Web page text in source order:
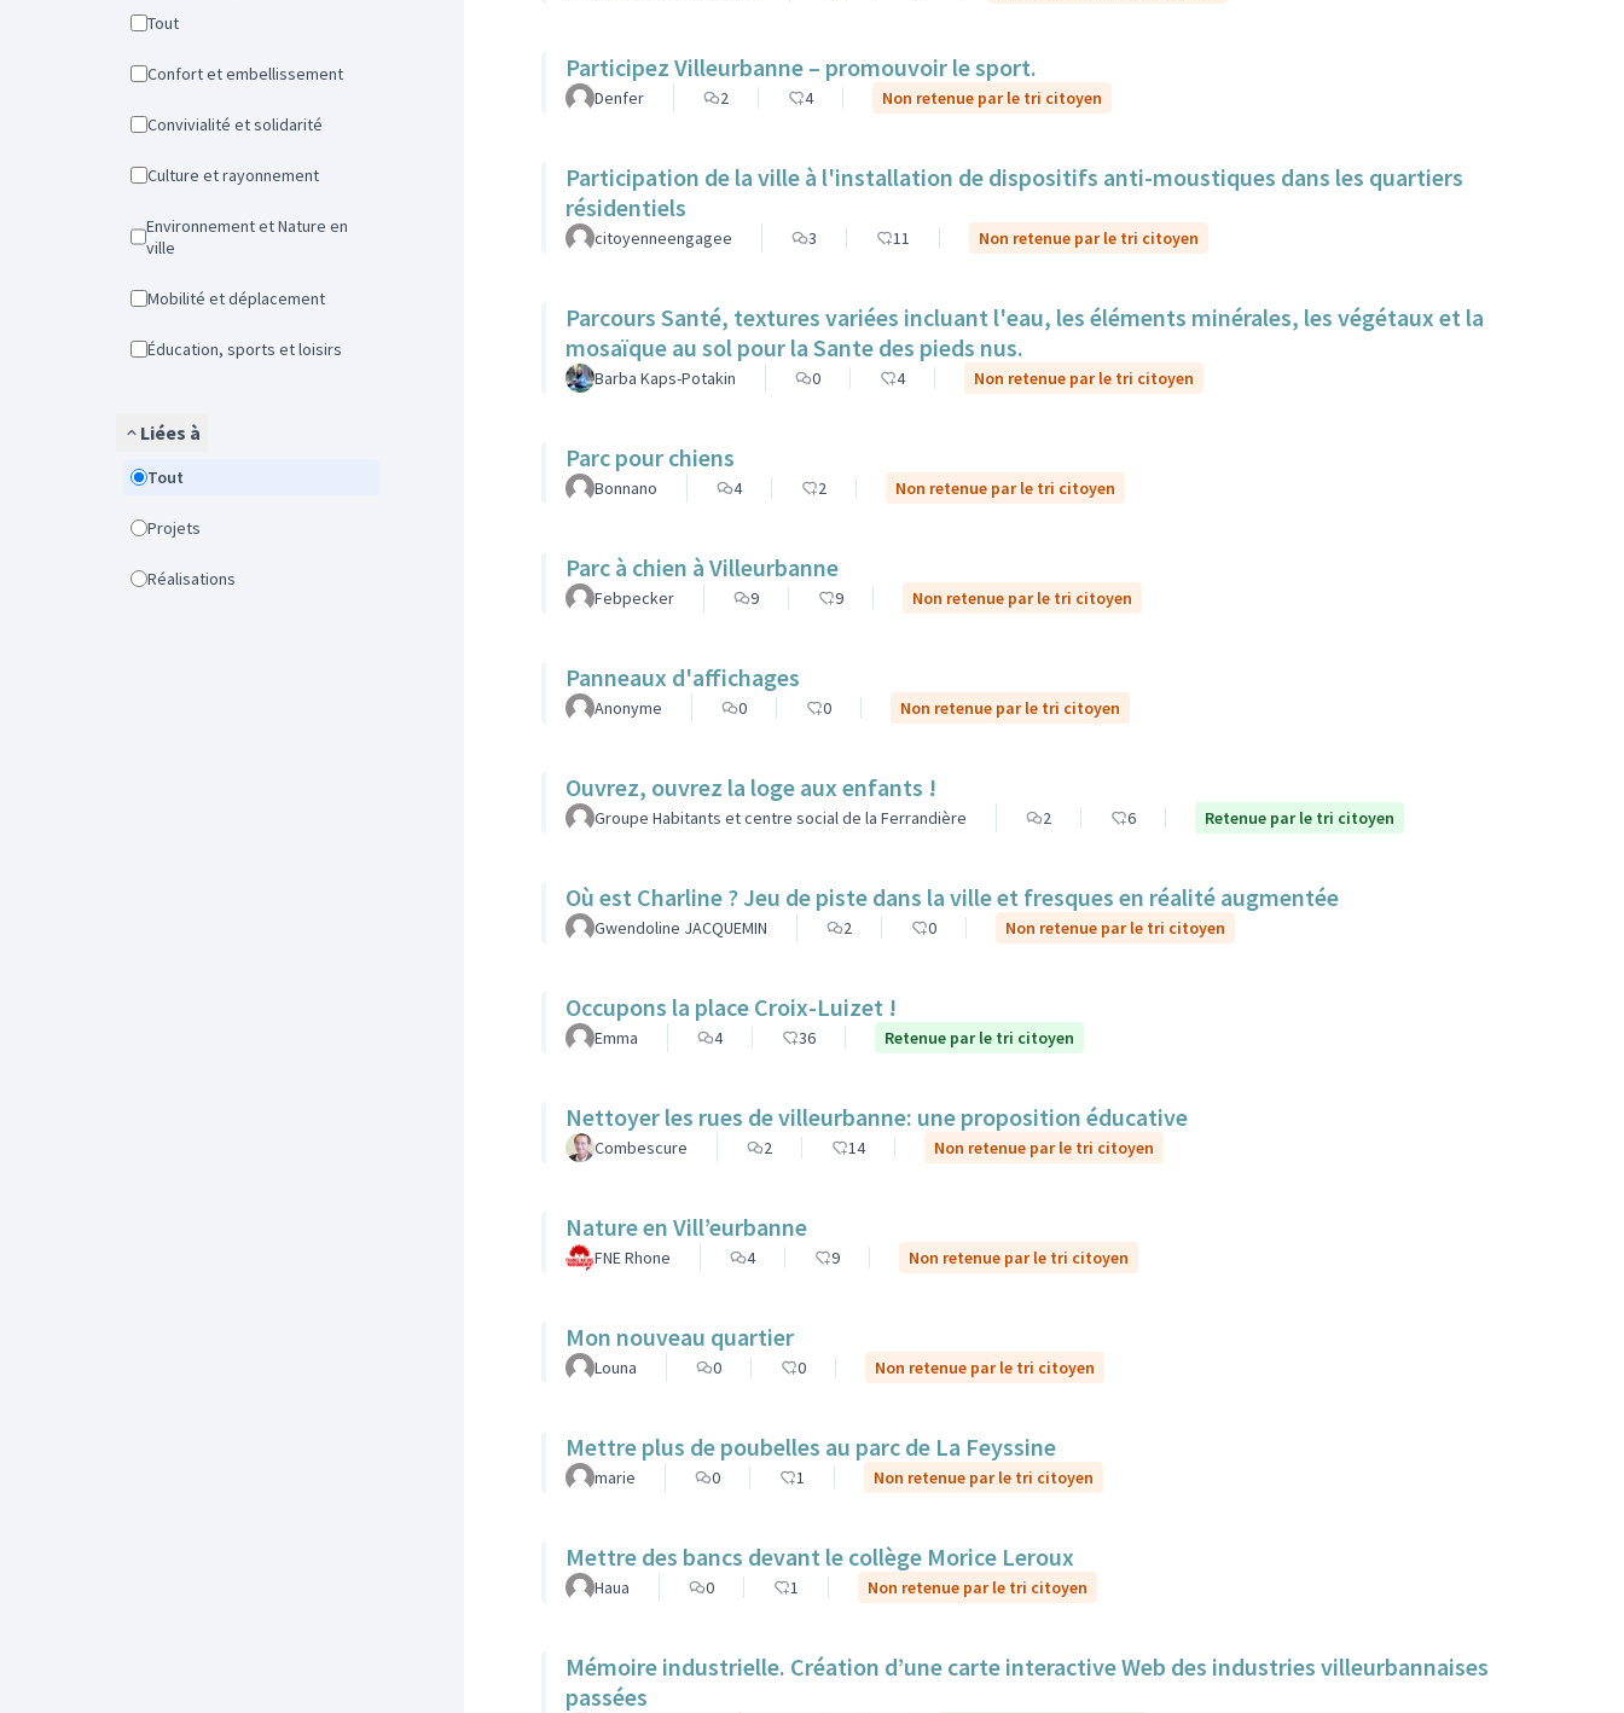
Tout
Confort et embellissement
Convivialité et solidarité
Culture et rayonnement
Environnement et Nature en
ville
Mobilité et déplacement
Éducation, sports et loisirs
Liées à
Tout
Projets
Réalisations
Participez Villeurbanne – promouvoir le sport.
Denfer 2 4 Non retenue par le tri citoyen
Participation de la ville à l'installation de dispositifs anti-moustiques dans les quartiers
résidentiels
citoyenneengagee 3 11 Non retenue par le tri citoyen
Parcours Santé, textures variées incluant l'eau, les éléments minérales, les végétaux et la
mosaïque au sol pour la Sante des pieds nus.
Barba Kaps-Potakin 0 4 Non retenue par le tri citoyen
Parc pour chiens
Bonnano 4 2 Non retenue par le tri citoyen
Parc à chien à Villeurbanne
Febpecker 9 9 Non retenue par le tri citoyen
Panneaux d'affichages
Anonyme 0 0 Non retenue par le tri citoyen
Ouvrez, ouvrez la loge aux enfants !
Groupe Habitants et centre social de la Ferrandière 2 6 Retenue par le tri citoyen
Où est Charline ? Jeu de piste dans la ville et fresques en réalité augmentée
Gwendoline JACQUEMIN 2 0 Non retenue par le tri citoyen
Occupons la place Croix-Luizet !
Emma 4 36 Retenue par le tri citoyen
Nettoyer les rues de villeurbanne: une proposition éducative
Combescure 2 14 Non retenue par le tri citoyen
Nature en Vill’eurbanne
FNE Rhone 4 9 Non retenue par le tri citoyen
Mon nouveau quartier
Louna 0 0 Non retenue par le tri citoyen
Mettre plus de poubelles au parc de La Feyssine
marie 0 1 Non retenue par le tri citoyen
Mettre des bancs devant le collège Morice Leroux
Haua 0 1 Non retenue par le tri citoyen
Mémoire industrielle. Création d’une carte interactive Web des industries villeurbannaises
passées